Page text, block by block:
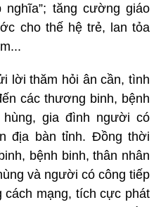
tăng cường giáo
cho thế hệ trẻ, lan tỏa
lời thăm hỏi ân cần, tình
các thương binh, bệnh
gia đình người có
địa bàn tỉnh. Đồng thời
bệnh binh, thân nhân
và người có công tiếp
cách mạng, tích cực phát